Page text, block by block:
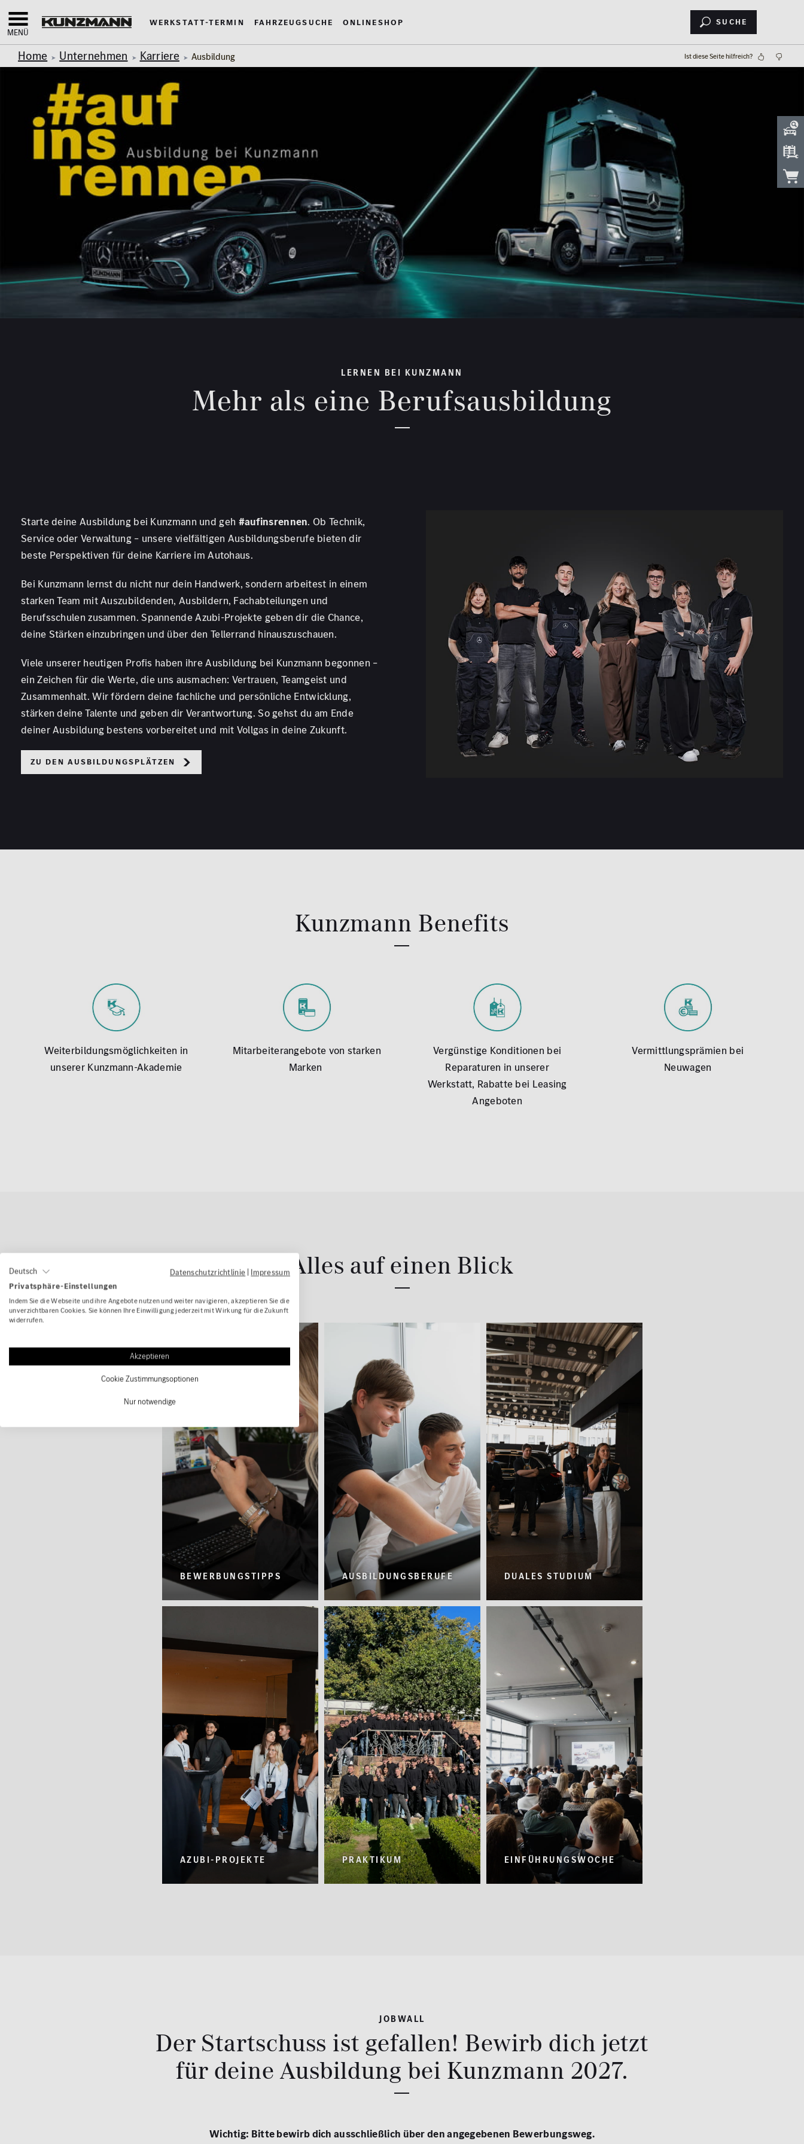
MENÜ
Werkstatt-Termin Fahrzeugsuche Onlineshop Suche
Home Unternehmen Karriere Ausbildung Ist diese Seite hilfreich?
LERNEN BEI KUNZMANN
Mehr als eine Berufsausbildung
Starte deine Ausbildung bei Kunzmann und geh #aufinsrennen. Ob Technik,
Service oder Verwaltung – unsere vielfältigen Ausbildungsberufe bieten dir
beste Perspektiven für deine Karriere im Autohaus.
Bei Kunzmann lernst du nicht nur dein Handwerk, sondern arbeitest in einem
starken Team mit Auszubildenden, Ausbildern, Fachabteilungen und
Berufsschulen zusammen. Spannende Azubi-Projekte geben dir die Chance,
deine Stärken einzubringen und über den Tellerrand hinauszuschauen.
Viele unserer heutigen Profis haben ihre Ausbildung bei Kunzmann begonnen –
ein Zeichen für die Werte, die uns ausmachen: Vertrauen, Teamgeist und
Zusammenhalt. Wir fördern deine fachliche und persönliche Entwicklung,
stärken deine Talente und geben dir Verantwortung. So gehst du am Ende
deiner Ausbildung bestens vorbereitet und mit Vollgas in deine Zukunft.
Zu den Ausbildungsplätzen
Kunzmann Benefits
Weiterbildungsmöglichkeiten in
unserer Kunzmann-Akademie
Mitarbeiterangebote von starken
Marken
Vergünstige Konditionen bei
Reparaturen in unserer
Werkstatt, Rabatte bei Leasing
Angeboten
Vermittlungsprämien bei
Neuwagen
Alles auf einen Blick
BEWERBUNGSTIPPS AUSBILDUNGSBERUFE DUALES STUDIUM
AZUBI-PROJEKTE PRAKTIKUM EINFÜHRUNGSWOCHE
JOBWALL
Der Startschuss ist gefallen! Bewirb dich jetzt
für deine Ausbildung bei Kunzmann 2027.
Wichtig: Bitte bewirb dich ausschließlich über den angegebenen Bewerbungsweg.
Deutsch Datenschutzrichtlinie | Impressum
Privatsphäre-Einstellungen
Indem Sie die Webseite und ihre Angebote nutzen und weiter navigieren, akzeptieren Sie die
unverzichtbaren Cookies. Sie können Ihre Einwilligung jederzeit mit Wirkung für die Zukunft
widerrufen.
Akzeptieren
Cookie Zustimmungsoptionen
Nur notwendige